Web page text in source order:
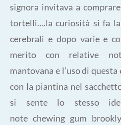
signora invitava a
tortelli….la curiosità si fa
cerebrali e dopo varie e
merito con relative
mantovana e l’uso di
con la piantina nel
si sente lo stesso
note chewing gum